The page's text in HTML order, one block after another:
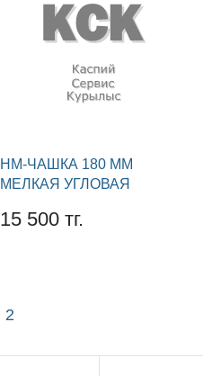
НМ-ЧАШКА 180 ММ
МЕЛКАЯ УГЛОВАЯ
15 500 тг.
2